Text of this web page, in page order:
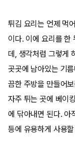
튀김 요리는 언제 먹
이다. 이에 요리를 한
데, 생각처럼 그렇게
곳곳에 남아있는 기
끔한 주방을 만들어
자주 튀는 곳에 베이
에 닦아내면 된다. 아
등에 유용하게 사용